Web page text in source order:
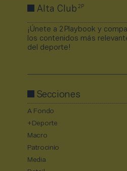
Alta Club2P
¡Únete a 2Playbook y
los contenidos más
del deporte!
Secciones
A Fondo
+Deporte
Macro
Patrocinio
Media